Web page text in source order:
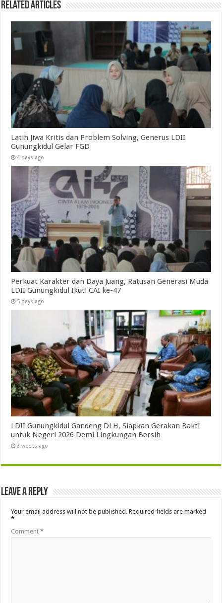
Related Articles
Latih Jiwa Kritis dan Problem Solving, Generus LDII
Gunungkidul Gelar FGD
4 days ago
Perkuat Karakter dan Daya Juang, Ratusan Generasi Muda
LDII Gunungkidul Ikuti CAI ke-47
5 days ago
LDII Gunungkidul Gandeng DLH, Siapkan Gerakan Bakti
untuk Negeri 2026 Demi Lingkungan Bersih
3 weeks ago
Leave a Reply
Your email address will not be published. Required fields are marked
*
Comment*